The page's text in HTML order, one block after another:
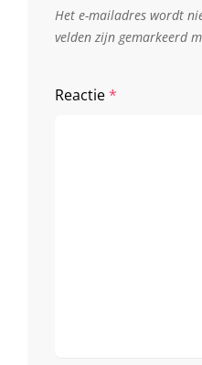
Het e-mailadres wordt
velden zijn gemarkeerd
Reactie*